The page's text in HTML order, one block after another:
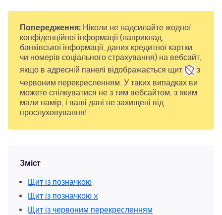
Попередження: Ніколи не надсилайте жодної
конфіденційної інформації (наприклад,
банківської інформації, даних кредитної картки
чи номерів соціального страхування) на вебсайт,
якщо в адресній панелі відображається щит
з
червоним перекресленням. У таких випадках ви
можете спілкуватися не з тим вебсайтом, з яким
мали намір, і ваші дані не захищені від
прослуховування!
Зміст
Щит із позначкою
Щит із позначкою x
Щит із червоним перекресленням